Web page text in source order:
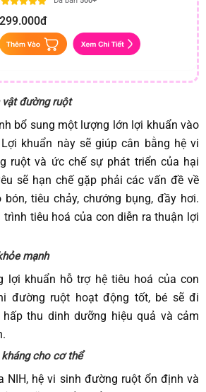
299.000đ
vật đường ruột
bổ sung một lượng lớn lợi khuẩn vào
khuẩn này sẽ giúp cân bằng hệ vi
ruột và ức chế sự phát triển của hại
sẽ hạn chế gặp phải các vấn đề về
tiêu chảy, chướng bụng, đầy hơi.
tiêu hoá của con diễn ra thuận lợi
mạnh
lợi khuẩn hỗ trợ hệ tiêu hoá của con
đường ruột hoạt động tốt, bé sẽ đi
thu dinh dưỡng hiệu quả và cảm
cho cơ thể
NIH, hệ vi sinh đường ruột ổn định và